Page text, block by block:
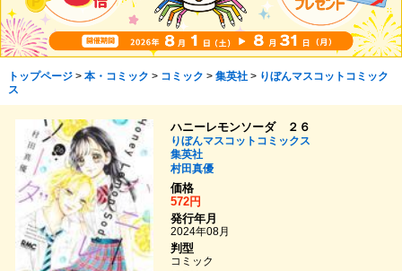
トップページ> 本・コミック > コミック > 集英社> りぼんマスコットコミック
ス
ハニーレモンソーダ ２６
りぼんマスコットコミックス
集英社
村田真優
価格
572円
発行年月
2024年08月
判型
コミック